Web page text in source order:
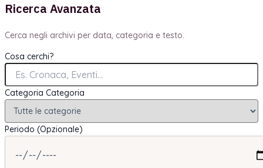
Ricerca Avanzata
Cerca negli archivi per data, categoria e testo.
Cosa cerchi?
Categoria Categoria
Periodo (Opzionale)